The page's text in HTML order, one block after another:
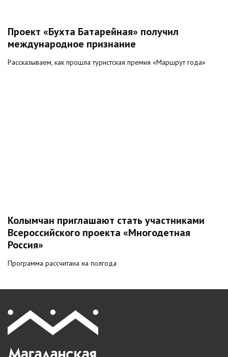
Проект «Бухта Батарейная» получил
международное признание
Рассказываем, как прошла туристская премия «Маршрут года»
Колымчан приглашают стать участниками
Всероссийского проекта «Многодетная
Россия»
Программа рассчитана на полгода